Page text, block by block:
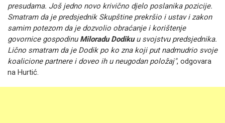
presudama. Još jedno novo krivično djelo poslanika pozicije.
Smatram da je predsjednik Skupštine prekršio i ustav i zakon
samim potezom da je dozvolio obraćanje i korištenje
govornice gospodinu Miloradu Dodikuu svojstvu predsjednika.
Lično smatram da je Dodik po ko zna koji put nadmudrio svoje
koalicione partnere i doveo ih u neugodan položaj", odgovara
na Hurtić.